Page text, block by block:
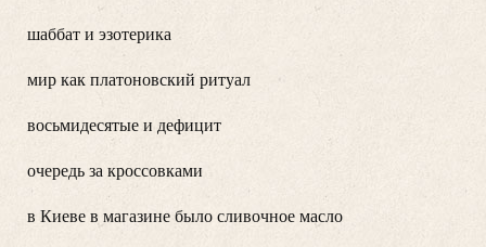
шаббат и эзотерика
мир как платоновский ритуал
восьмидесятые и дефицит
очередь за кроссовками
в Киеве в магазине было сливочное масло